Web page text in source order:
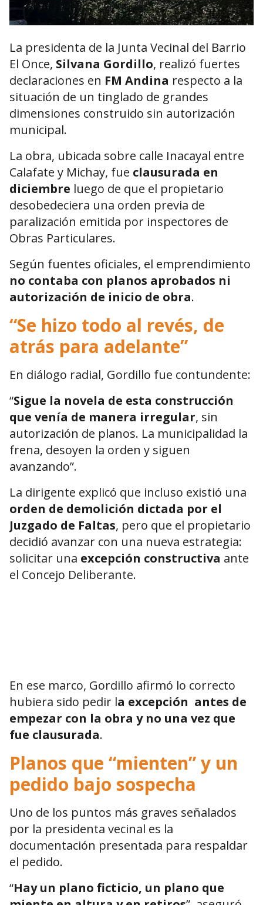
La presidenta de la Junta Vecinal del Barrio
El Once, Silvana Gordillo, realizó fuertes
declaraciones en FM Andina respecto a la
situación de un tinglado de grandes
dimensiones construido sin autorización
municipal.
La obra, ubicada sobre calle Inacayal entre
Calafate y Michay, fue clausurada en
diciembre luego de que el propietario
desobedeciera una orden previa de
paralización emitida por inspectores de
Obras Particulares.
Según fuentes oficiales, el emprendimiento
no contaba con planos aprobados ni
autorización de inicio de obra.
“Se hizo todo al revés, de
atrás para adelante”
En diálogo radial, Gordillo fue contundente:
“Sigue la novela de esta construcción
que venía de manera irregular, sin
autorización de planos. La municipalidad la
frena, desoyen la orden y siguen
avanzando”.
La dirigente explicó que incluso existió una
orden de demolición dictada por el
Juzgado de Faltas, pero que el propietario
decidió avanzar con una nueva estrategia:
solicitar una excepción constructiva ante
el Concejo Deliberante.
En ese marco, Gordillo afirmó lo correcto
hubiera sido pedir la excepción antes de
empezar con la obra y no una vez que
fue clausurada.
Planos que “mienten” y un
pedido bajo sospecha
Uno de los puntos más graves señalados
por la presidenta vecinal es la
documentación presentada para respaldar
el pedido.
“Hay un plano ficticio, un plano que